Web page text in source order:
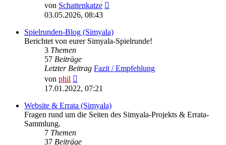
von Schattenkatze
03.05.2026, 08:43
Spielrunden-Blog (Simyala)
Berichtet von eurer Simyala-Spielrunde!
3 Themen
57 Beiträge
Letzter Beitrag Fazit / Empfehlung
von phil
Beitrag
17.01.2022, 07:21
Website & Errata (Simyala)
Fragen rund um die Seiten des Simyala-Projekts & Errata-
Sammlung.
7 Themen
37 Beiträge